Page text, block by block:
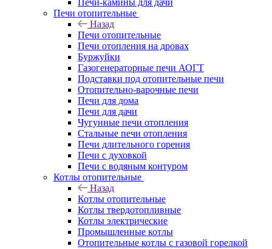
Печи-камины для дачи
Печи отопительные
Назад
Печи отопительные
Печи отопления на дровах
Буржуйки
Газогенераторные печи АОГТ
Подставки под отопительные печи
Отопительно-варочные печи
Печи для дома
Печи для дачи
Чугунные печи отопления
Стальные печи отопления
Печи длительного горения
Печи с духовкой
Печи с водяным контуром
Котлы отопительные
Назад
Котлы отопительные
Котлы твердотопливные
Котлы электрические
Промышленные котлы
Отопительные котлы с газовой горелкой